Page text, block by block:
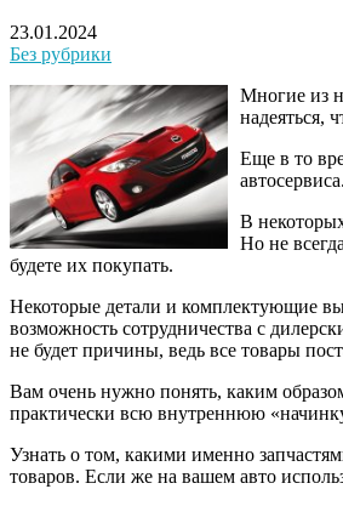
23.01.2024
Без рубрики
Многие из
надеяться,
Еще в то
В
Но не
будете их покупать.
Некоторые детали и комплектующие
возможность сотрудничества с
не будет причины, ведь все товары
Вам очень нужно понять, каким
практически всю внутреннюю
Узнать о том, какими именно
товаров. Если же на вашем авто